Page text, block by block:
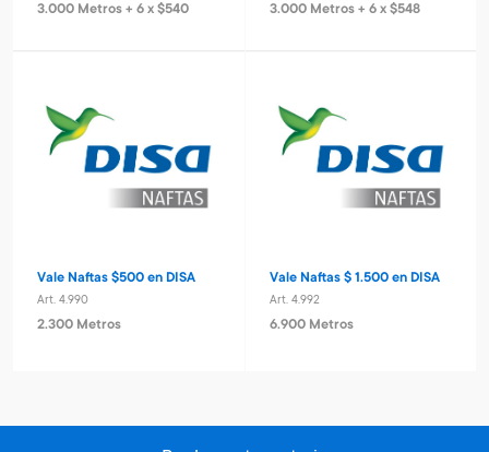
3.000 Metros + 6 x $540
3.000 Metros + 6 x $548
Vale Naftas $500 en DISA
Art. 4.990
2.300 Metros
Vale Naftas $ 1.500 en DISA
Art. 4.992
6.900 Metros